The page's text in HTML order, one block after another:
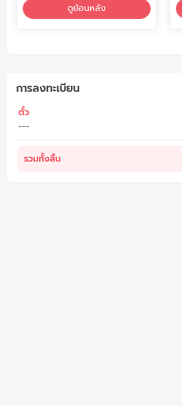
ดูย้อนหลัง
การลงทะเบียน
ตั๋ว
---
รวมทั้งสิ้น